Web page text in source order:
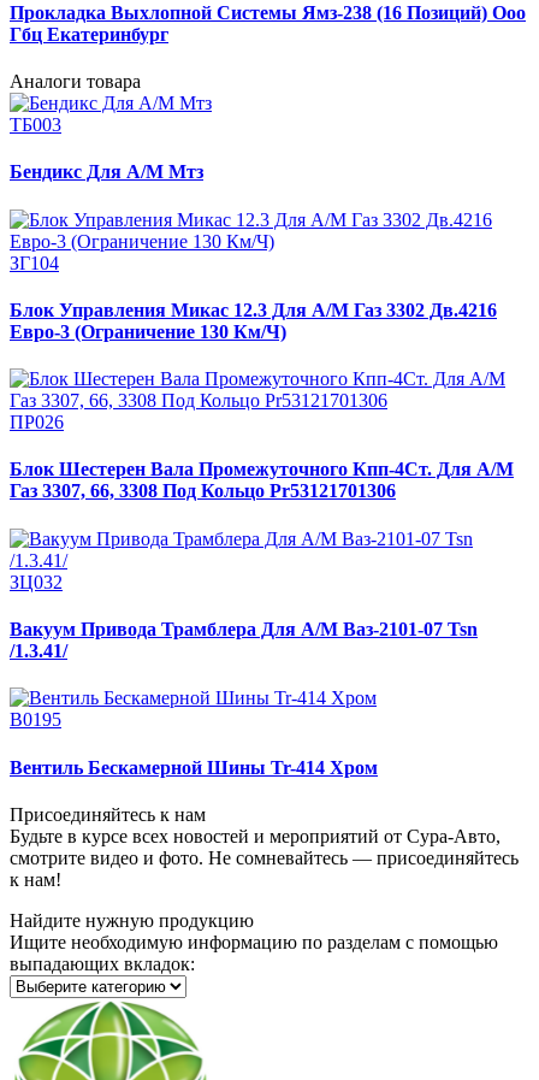
Прокладка Выхлопной Системы Ямз-238 (16 Позиций) Ооо
Гбц Екатеринбург
Аналоги товара
ТБ003
Бендикс Для А/М Мтз
ЗГ104
Блок Управления Микас 12.3 Для А/М Газ 3302 Дв.4216
Евро-3 (Ограничение 130 Км/Ч)
ПР026
Блок Шестерен Вала Промежуточного Кпп-4Ст. Для А/М
Газ 3307, 66, 3308 Под Кольцо Pr53121701306
ЗЦ032
Вакуум Привода Трамблера Для А/М Ваз-2101-07 Tsn
/1.3.41/
В0195
Вентиль Бескамерной Шины Tr-414 Хром
Присоединяйтесь к нам
Будьте в курсе всех новостей и мероприятий от Сура-Авто,
смотрите видео и фото. Не сомневайтесь — присоединяйтесь
к нам!
Найдите нужную продукцию
Ищите необходимую информацию по разделам с помощью
выпадающих вкладок: